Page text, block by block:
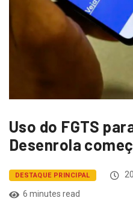
Uso do FGTS
Desenrola
DESTAQUE PRINCIPAL
6 minutes read